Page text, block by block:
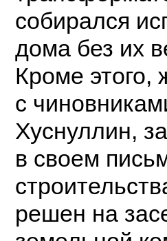
собирался
дома без их
Кроме этого,
с
Хуснуллин,
в своем
решен на